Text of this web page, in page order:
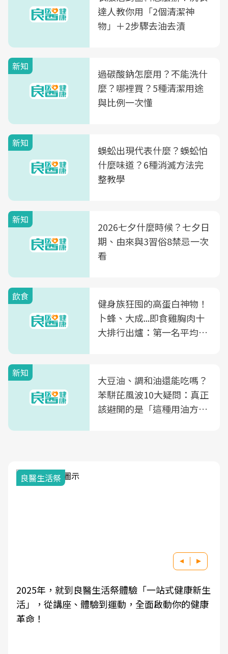
達人教你用「2個清潔神
物」＋2步驟去油去漬
新知
過碳酸鈉怎麼用？不能洗什
麼？哪裡買？5種清潔用途
與比例一次懂
新知
蜈蚣出現代表什麼？蜈蚣怕
什麼味道？6種消滅方法完
整教學
新知
2026七夕什麼時候？七夕日
期、由來與3習俗8禁忌一次
看
飲食
健身族狂囤的高蛋白神物！
卜蜂、大成...即食雞胸肉十
大排行出爐：第一名平均一
新知
大豆油、調和油還能吃嗎？
苯駢芘風波10大疑問：真正
該避開的是「這種用油方
良醫生活祭
2025年，就到良醫生活祭體驗「一站式健康新生
活」，從講座、體驗到運動，全面啟動你的健康
革命！